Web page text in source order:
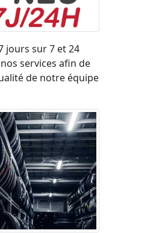
jours sur 7 et 24
services afin de
de notre équipe